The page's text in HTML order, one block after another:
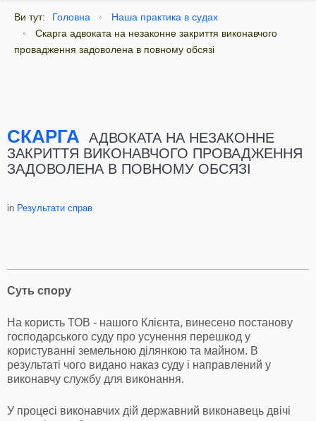
Ви тут: Головна
Наша практика в судах
Скарга адвоката на незаконне закриття виконавчого
провадження задоволена в повному обсязі
СКАРГА
АДВОКАТА НА НЕЗАКОННЕ
ЗАКРИТТЯ ВИКОНАВЧОГО ПРОВАДЖЕННЯ
ЗАДОВОЛЕНА В ПОВНОМУ ОБСЯЗІ
in Результати справ
Суть спору
На користь ТОВ - нашого Клієнта, винесено постанову
господарського суду про усунення перешкод у
користуванні земельною ділянкою та майном. В
результаті чого видано наказ суду і направлений у
виконавчу службу для виконання.
У процесі виконавчих дій державний виконавець двічі